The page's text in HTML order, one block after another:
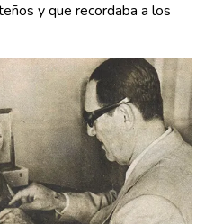
y que recordaba a los